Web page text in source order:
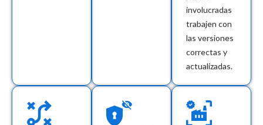
involucradas
trabajen con
las versiones
correctas y
actualizadas.